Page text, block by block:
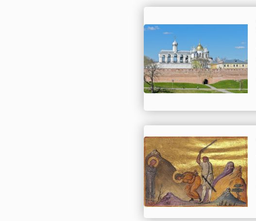
«Государственной
программы по защите прав
человека». Можно считать,
что с этого времени
обеспечение прав
человека в Республике
было определено о...